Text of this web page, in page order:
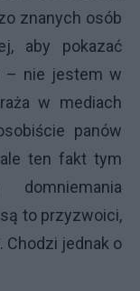
znanych osób
aby pokazać
– nie jestem w
w mediach
panów
ten fakt tym
to przyzwoici,
Chodzi jednak o